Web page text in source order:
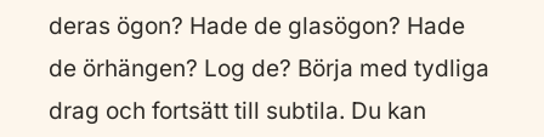
deras ögon? Hade de glasögon? Hade
de örhängen? Log de? Börja med tydliga
drag och fortsätt till subtila. Du kan